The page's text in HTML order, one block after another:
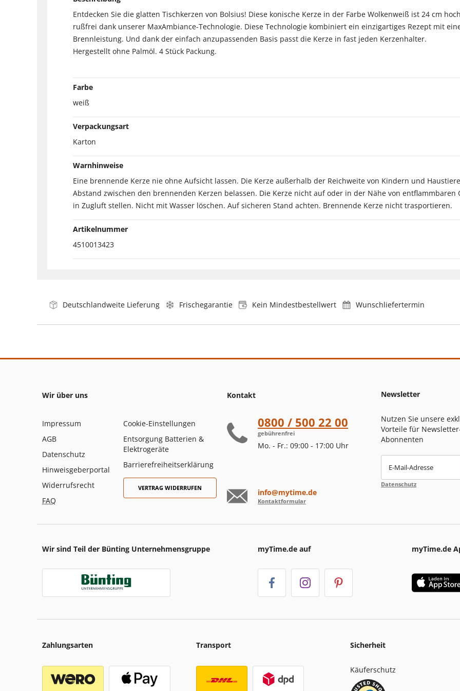
Entdecken Sie die glatten Tischkerzen von Bolsius! Diese konische Kerze in der Farbe Wolkenweiß ist 24 cm
rußfrei dank unserer MaxAmbiance-Technologie. Diese Technologie kombiniert ein einzigartiges Rezept mit
Brennleistung. Und dank der einfach anzupassenden Basis passt die Kerze in fast jeden Kerzenhalter.
Hergestellt ohne Palmöl. 4 Stück Packung.
Farbe
weiß
Verpackungsart
Karton
Warnhinweise
Eine brennende Kerze nie ohne Aufsicht lassen. Die Kerze außerhalb der Reichweite von Kindern und
Abstand zwischen den brennenden Kerzen belassen. Die Kerze nicht auf oder in der Nähe von
in Zugluft stellen. Nicht mit Wasser löschen. Auf sicheren Stand achten. Brennende Kerze nicht trasportieren.
Artikelnummer
4510013423
Deutschlandweite Lieferung Frischegarantie Kein Mindestbestellwert Wunschliefertermin
Wir über uns
Impressum
AGB
Datenschutz
Hinweisgeberportal
Widerrufsrecht
FAQ
Cookie-Einstellungen
Entsorgung Batterien &
Elektrogeräte
Barrierefreiheitserklärung
VERTRAG WIDERRUFEN
Kontakt
0800 / 500 22 00
gebührenfrei
Mo. - Fr.: 09:00 - 17:00 Uhr
info@mytime.de
Kontaktformular
Newsletter
Nutzen Sie unsere
Vorteile für
Abonnenten
E-Mail-Adresse
Datenschutz
Wir sind Teil der Bünting Unternehmensgruppe myTime.de auf myTime.de
Zahlungsarten Transport Sicherheit
Käuferschutz